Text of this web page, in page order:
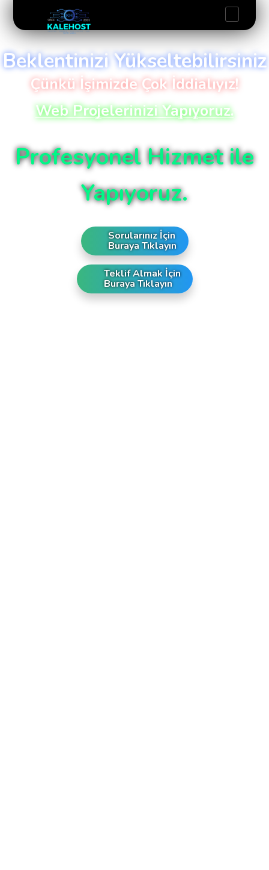
Beklentinizi Yükseltebilirsiniz
Çünkü İşimizde Çok İddialıyız!
Web Projelerinizi Yapıyoruz.
Profesyonel Hizmet ile
Yapıyoruz.
Sorularınız İçin
Buraya Tıklayın
Teklif Almak İçin
Buraya Tıklayın